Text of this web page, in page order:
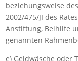
beziehungsweise
2002/475/JI des
Anstiftung, Beihilfe
genannten
e) Geldwäsche oder